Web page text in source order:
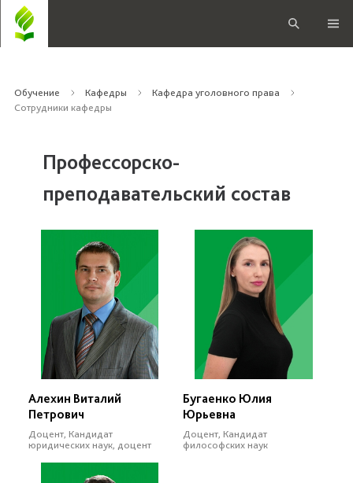
Обучение Кафедры
Кафедра уголовного права
Сотрудники кафедры
Профессорско-
преподавательский состав
Алехин Виталий
Петрович
Доцент, Кандидат
юридических наук, доцент
Бугаенко Юлия
Юрьевна
Доцент, Кандидат
философских наук